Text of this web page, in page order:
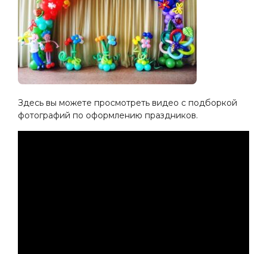
Здесь вы можете просмотреть видео с подборкой
фотографий по оформлению праздников.